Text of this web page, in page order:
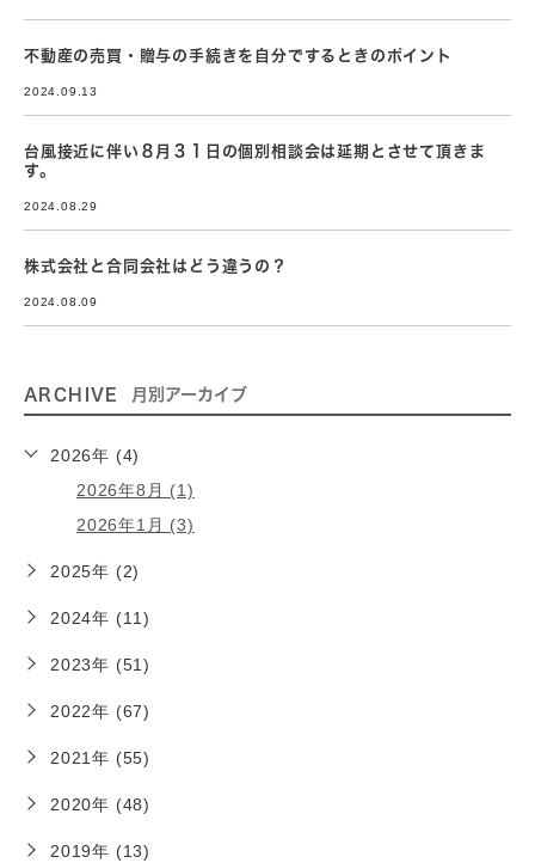
不動産の売買・贈与の手続きを自分でするときのポイント
2024.09.13
台風接近に伴い８月３１日の個別相談会は延期とさせて頂きま
す。
2024.08.29
株式会社と合同会社はどう違うの？
2024.08.09
ARCHIVE 月別アーカイブ
2026年 (4)
2026年8月 (1)
2026年1月 (3)
2025年 (2)
2024年 (11)
2023年 (51)
2022年 (67)
2021年 (55)
2020年 (48)
2019年 (13)